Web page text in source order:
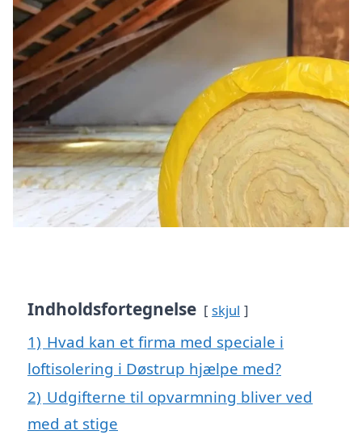
Indholdsfortegnelse skjul
1) Hvad kan et firma med speciale i
loftisolering i Døstrup hjælpe med?
2) Udgifterne til opvarmning bliver ved
med at stige